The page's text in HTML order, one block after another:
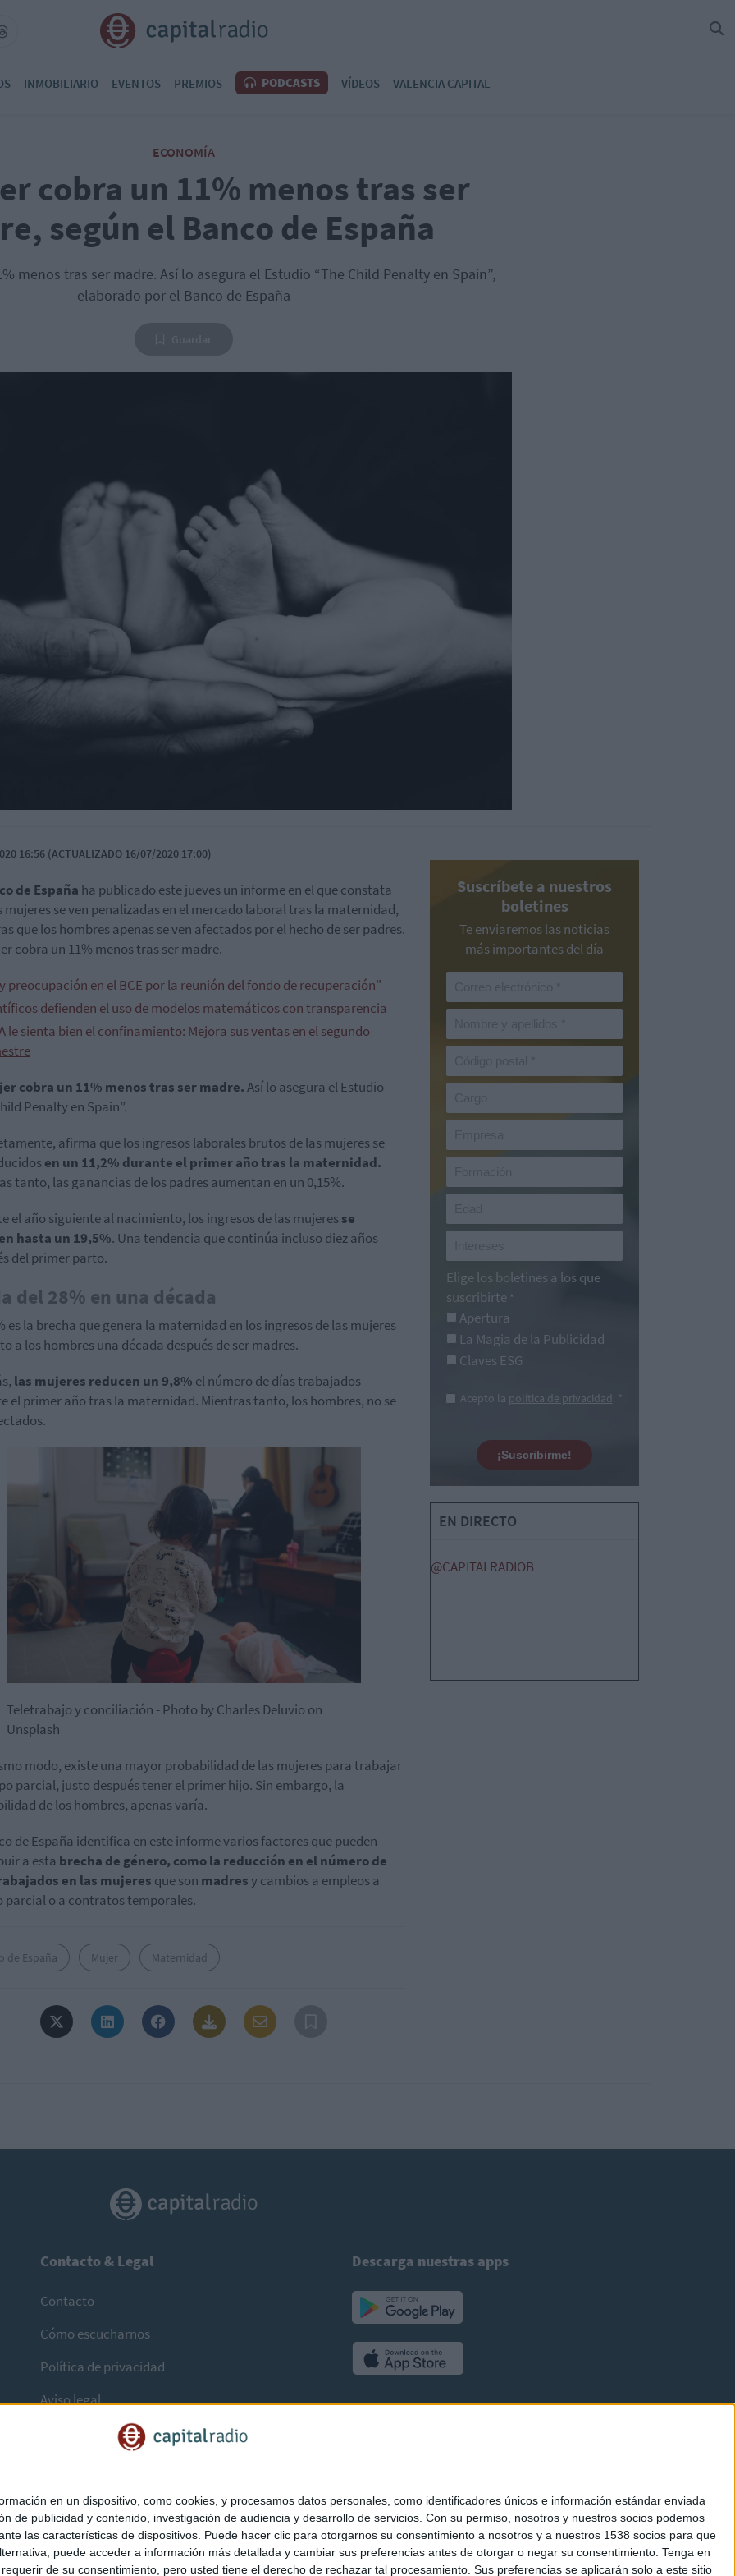
en un dispositivo, como cookies, y procesamos datos personales, como identificadores únicos e información estándar enviada
de publicidad y contenido, investigación de audiencia y desarrollo de servicios. Con su permiso, nosotros y nuestros socios podemos
las características de dispositivos. Puede hacer clic para otorgarnos su consentimiento a nosotros y a nuestros 1538 socios para que
puede acceder a información más detallada y cambiar sus preferencias antes de otorgar o negar su consentimiento. Tenga en
de su consentimiento, pero usted tiene el derecho de rechazar tal procesamiento. Sus preferencias se aplicarán solo a este sitio
INMOBILIARIO EVENTOS PREMIOS PODCASTS VÍDEOS VALENCIA CAPITAL
ECONOMÍA
cobra un 11% menos tras ser
según el Banco de España
menos tras ser madre. Así lo asegura el Estudio “The Child Penalty en Spain”,
elaborado por el Banco de España
16:56 (ACTUALIZADO 16/07/2020 17:00)
de España ha publicado este jueves un informe en el que constata
mujeres se ven penalizadas en el mercado laboral tras la maternidad,
que los hombres apenas se ven afectados por el hecho de ser padres.
cobra un 11% menos tras ser madre.
preocupación en el BCE por la reunión del fondo de recuperación"
defienden el uso de modelos matemáticos con transparencia
le sienta bien el confinamiento: Mejora sus ventas en el segundo
cobra un 11% menos tras ser madre.Así lo asegura el Estudio
Penalty en Spain”.
afirma que los ingresos laborales brutos de las mujeres se
en un 11,2% durante el primer año tras la maternidad.
tanto, las ganancias de los padres aumentan en un 0,15%.
el año siguiente al nacimiento, los ingresos de las mujeresse
hasta un 19,5%. Una tendencia que continúa incluso diez años
del primer parto.
del 28% en una década
es la brecha que genera la maternidad en los ingresos de las mujeres
a los hombres una década después de ser madres.
las mujeres reducen un 9,8% el número de días trabajados
el primer año tras la maternidad. Mientras tanto, los hombres, no se
Teletrabajo y conciliación - Photo by Charles Deluvio on
Unsplash
modo, existe una mayor probabilidad de las mujeres para trabajar
parcial, justo después tener el primer hijo. Sin embargo, la
de los hombres, apenas varía.
de España identifica en este informe varios factores que pueden
a esta brecha de género, como la reducción en el número de
en las mujeres que son madresy cambios a empleos a
parcial o a contratos temporales.
de España Mujer Maternidad
Suscríbete a nuestros
boletines
Te enviaremos las noticias
más importantes del día
Elige los boletines a los que
suscribirte *
Apertura
La Magia de la Publicidad
Claves ESG
Acepto la política de privacidad. *
¡Suscribirme!
EN DIRECTO
@CAPITALRADIOB
Contacto & Legal
Contacto
Cómo escucharnos
Política de privacidad
Aviso legal
Descarga nuestras apps